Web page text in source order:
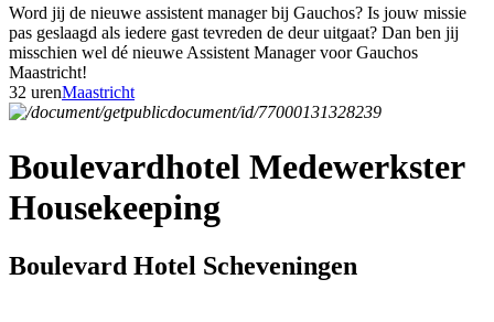
Word jij de nieuwe assistent manager bij Gauchos? Is jouw missie
pas geslaagd als iedere gast tevreden de deur uitgaat? Dan ben jij
misschien wel dé nieuwe Assistent Manager voor Gauchos
Maastricht!
32 urenMaastricht
Boulevardhotel Medewerkster
Housekeeping
Boulevard Hotel Scheveningen